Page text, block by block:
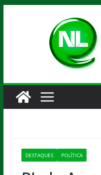
DESTAQUES POLÍTICA